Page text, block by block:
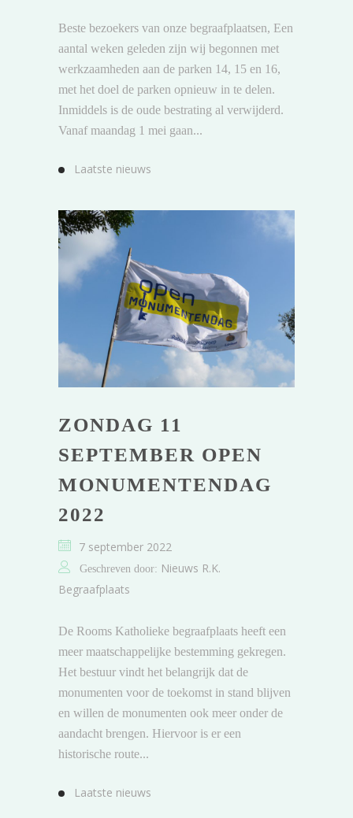
Beste bezoekers van onze begraafplaatsen, Een
aantal weken geleden zijn wij begonnen met
werkzaamheden aan de parken 14, 15 en 16,
met het doel de parken opnieuw in te delen.
Inmiddels is de oude bestrating al verwijderd.
Vanaf maandag 1 mei gaan...
Laatste nieuws
ZONDAG 11
SEPTEMBER OPEN
MONUMENTENDAG
2022
7 september 2022
Geschreven door: Nieuws R.K.
Begraafplaats
De Rooms Katholieke begraafplaats heeft een
meer maatschappelijke bestemming gekregen.
Het bestuur vindt het belangrijk dat de
monumenten voor de toekomst in stand blijven
en willen de monumenten ook meer onder de
aandacht brengen. Hiervoor is er een
historische route...
Laatste nieuws